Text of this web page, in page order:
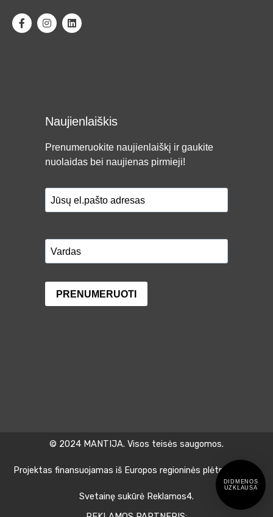
© 2024 MANTIJA. Visos teisės saugomos.
Projektas finansuojamas iš Europos regioninės plėtros fondo.
Svetainę sukūrė Reklamos4.
DIDMENOS
UZKLAUSA